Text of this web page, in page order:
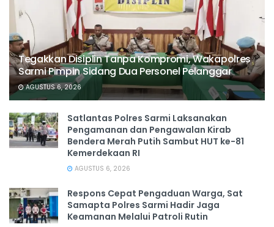
Tegakkan Disiplin Tanpa Kompromi, Wakapolres
Sarmi Pimpin Sidang Dua Personel Pelanggar
AGUSTUS 6, 2026
Satlantas Polres Sarmi Laksanakan
Pengamanan dan Pengawalan Kirab
Bendera Merah Putih Sambut HUT ke-81
Kemerdekaan RI
AGUSTUS 6, 2026
Respons Cepat Pengaduan Warga, Sat
Samapta Polres Sarmi Hadir Jaga
Keamanan Melalui Patroli Rutin